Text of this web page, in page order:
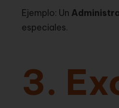
Ejemplo: Un
especiales.
3.